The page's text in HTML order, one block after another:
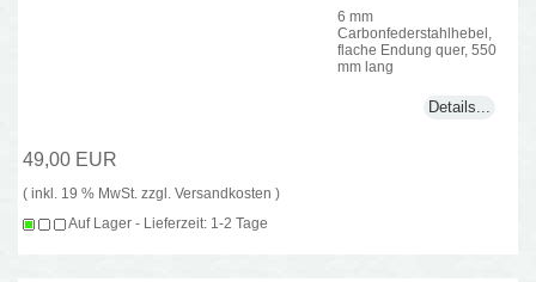
6 mm
Carbonfederstahlhebel,
flache Endung quer, 550
mm lang
Details...
49,00 EUR
( inkl. 19 % MwSt. zzgl.Versandkosten )
Auf Lager - Lieferzeit: 1-2 Tage